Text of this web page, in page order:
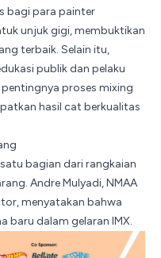
bagi para painter
unjuk gigi, membuktikan
terbaik. Selain itu,
publik dan pelaku
proses mixing
hasil cat berkualitas
bagian dari rangkaian
Andre Mulyadi, NMAA
menyatakan bahwa
baru dalam gelaran IMX.